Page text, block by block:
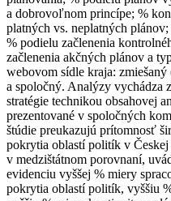
a dobrovoľnom princípe; %
platných vs. neplatných
% podielu začlenenia
začlenenia akčných plánov a
webovom sídle kraja:
a spoločný. Analýzy vychádza
stratégie technikou obsahovej
prezentované v spoločných
štúdie preukazujú prítomnosť
pokrytia oblastí politík v
v medzištátnom porovnaní,
evidenciu vyššej % miery
pokrytia oblastí politík, vyššiu